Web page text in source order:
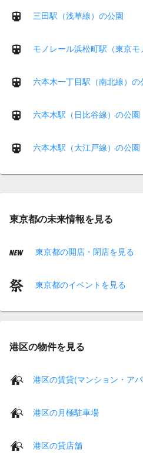
三田駅（浅草線）の公園
モノレール浜松町駅（東京
六本木一丁目駅（南北線）の
六本木駅（日比谷線）の公園
六本木駅（大江戸線）の公園
東京都の未来情報を見る
東京都の開店・閉店を見る
東京都のイベントを見る
港区の物件を見る
港区の賃貸(マンション・ア
港区の月極駐車場
港区の貸店舗